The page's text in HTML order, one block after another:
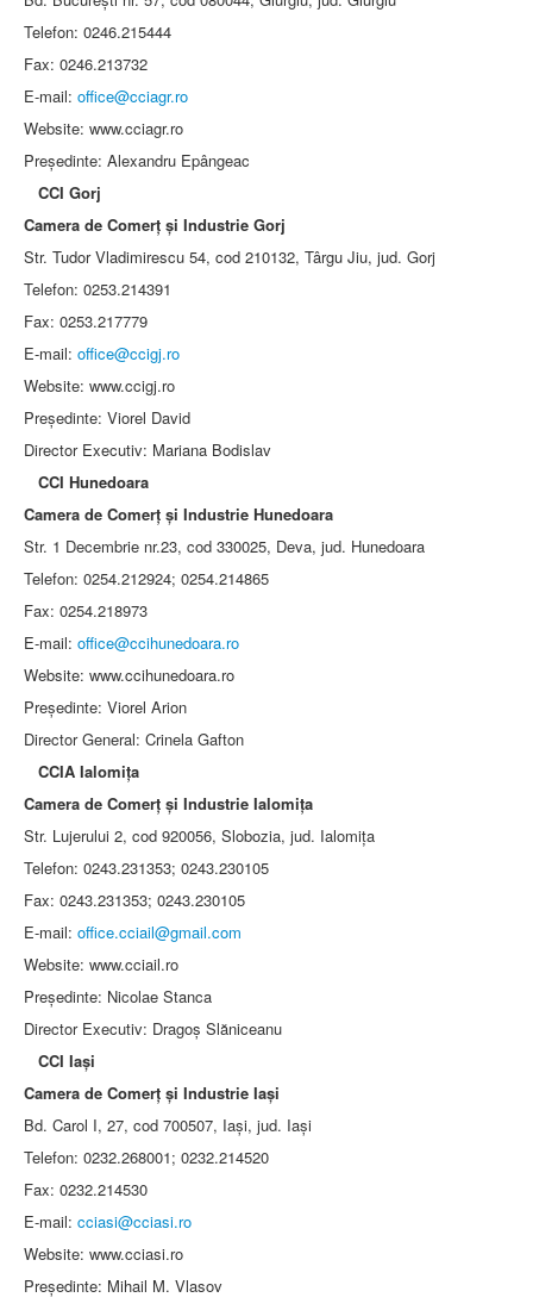
Telefon: 0246.215444
Fax: 0246.213732
E-mail: office@cciagr.ro
Website: www.cciagr.ro
Preşedinte: Alexandru Epângeac
CCI Gorj
Camera de Comerţ şi Industrie Gorj
Str. Tudor Vladimirescu 54, cod 210132, Târgu Jiu, jud. Gorj
Telefon: 0253.214391
Fax: 0253.217779
E-mail: office@ccigj.ro
Website: www.ccigj.ro
Preşedinte: Viorel David
Director Executiv: Mariana Bodislav
CCI Hunedoara
Camera de Comerţ şi Industrie Hunedoara
Str. 1 Decembrie nr.23, cod 330025, Deva, jud. Hunedoara
Telefon: 0254.212924; 0254.214865
Fax: 0254.218973
E-mail: office@ccihunedoara.ro
Website: www.ccihunedoara.ro
Preşedinte: Viorel Arion
Director General: Crinela Gafton
CCIA Ialomiţa
Camera de Comerţ şi Industrie Ialomiţa
Str. Lujerului 2, cod 920056, Slobozia, jud. Ialomiţa
Telefon: 0243.231353; 0243.230105
Fax: 0243.231353; 0243.230105
E-mail: office.cciail@gmail.com
Website: www.cciail.ro
Preşedinte: Nicolae Stanca
Director Executiv: Dragoş Slăniceanu
CCI Iaşi
Camera de Comerţ şi Industrie Iaşi
Bd. Carol I, 27, cod 700507, Iaşi, jud. Iaşi
Telefon: 0232.268001; 0232.214520
Fax: 0232.214530
E-mail: cciasi@cciasi.ro
Website: www.cciasi.ro
Preşedinte: Mihail M. Vlasov